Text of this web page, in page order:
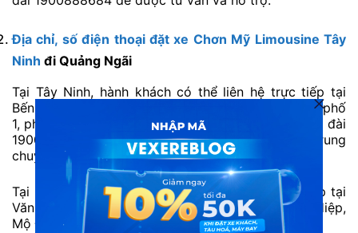
Địa chỉ, số điện thoại đặt xe Chơn Mỹ Limousine Tây
Ninh đi Quảng Ngãi
Tại Tây Ninh, hành khách có thể liên hệ trực tiếp tại
Bến xe Thị xã Tây Ninh, 136 Trưng Nữ Vương, khu phố
1, phường 2 – Tây Ninh – Tây Ninh hoặc gọi về tổng đài
1900888684 để được tư vấn và hỗ trợ. Xe hỗ trợ trung
chuyển trong phạm vi 10km.
Tại Quảng Ngãi, hành khách có thể liên hệ trực tiếp tại
Văn phòng Quảng Ngãi, Thôn Phước Sơn, xã Đức Hiệp,
Mộ Đức, Tỉnh Quảng Ngãi.